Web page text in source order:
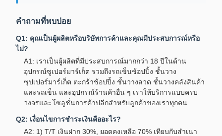
คำถามที่พบบ่อย
Q1: คุณเป็นผู้ผลิตหรือบริษัทการค้าและคุณมีประสบการณ์หรือ
ไม่?
A1: เราเป็นผู้ผลิตที่มีประสบการณ์มากกว่า 18 ปีในด้าน
อุปกรณ์ซูเปอร์มาร์เก็ต รวมถึงรถเข็นช้อปปิ้ง ชั้นวาง
ซุปเปอร์มาร์เก็ต ตะกร้าช้อปปิ้ง ชั้นวางลวด ชั้นวางคลังสินค้า
และรถเข็น และอุปกรณ์ร้านค้าอื่น ๆ เราให้บริการแบบครบ
วงจรและโซลูชั่นการค้าปลีกสำหรับลูกค้าของเราทุกคน
Q2: เงื่อนไขการชำระเงินคืออะไร?
A2: 1) T/T เงินฝาก 30%, ยอดคงเหลือ 70% เทียบกับสำเนา